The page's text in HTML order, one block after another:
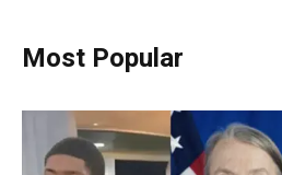
Most Popular